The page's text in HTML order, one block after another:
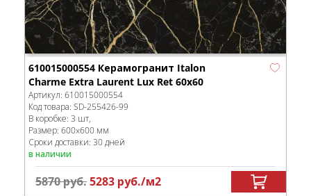
610015000554 Керамогранит Italon
Charme Extra Laurent Lux Ret 60x60
Артикул: 610015000554
Код товара: SD-255426-99
В коробке: 3 шт,
Размер: 600x600 мм
Сроки доставки: 30 дней
в наличии
5870руб.5283 руб./м2